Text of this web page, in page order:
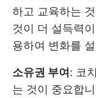
하고 교육하는
것이 더 설득력
용하여 변화를
소유권 부여: 코
는 것이 중요합